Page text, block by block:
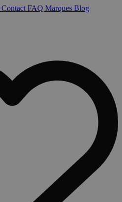
Contact FAQ Marques Blog